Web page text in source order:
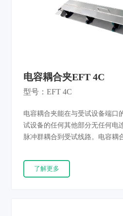
电容耦合夹EFT 4C
型号：EFT 4C
电容耦合夹能在与受试设备端口
试设备的任何其他部分无任何电
脉冲群耦合到受试线路。电容耦
上叠加干扰，进行系统抗干扰试
GB/T17626.4的标准要求。
了解更多